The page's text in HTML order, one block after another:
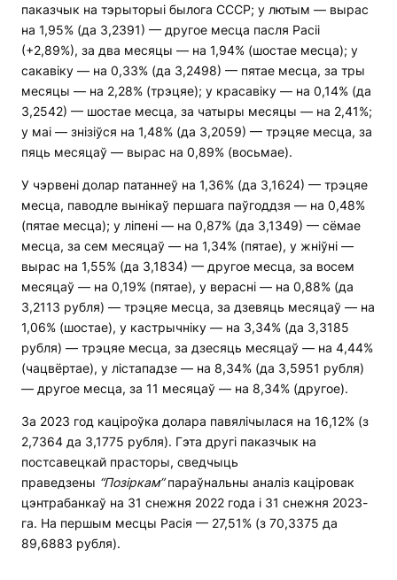
паказчык на тэрыторыі былога СССР; у лютым — вырас
на 1,95% (да 3,2391) — другое месца пасля Расіі
(+2,89%), за два месяцы — на 1,94% (шостае месца); у
сакавіку — на 0,33% (да 3,2498) — пятае месца, за тры
месяцы — на 2,28% (трэцяе); у красавіку — на 0,14% (да
3,2542) — шостае месца, за чатыры месяцы — на 2,41%;
у маі — знізіўся на 1,48% (да 3,2059) — трэцяе месца, за
пяць месяцаў — вырас на 0,89% (восьмае).
У чэрвені долар патаннеў на 1,36% (да 3,1624) — трэцяе
месца, паводле вынікаў першага паўгоддзя — на 0,48%
(пятае месца); у ліпені — на 0,87% (да 3,1349) — сёмае
месца, за сем месяцаў — на 1,34% (пятае), у жніўні —
вырас на 1,55% (да 3,1834) — другое месца, за восем
месяцаў — на 0,19% (пятае), у верасні — на 0,88% (да
3,2113 рубля) — трэцяе месца, за дзевяць месяцаў — на
1,06% (шостае), у кастрычніку — на 3,34% (да 3,3185
рубля) — трэцяе месца, за дзесяць месяцаў — на 4,44%
(чацвёртае), у лістападзе — на 8,34% (да 3,5951 рубля)
— другое месца, за 11 месяцаў — на 8,34% (другое).
За 2023 год каціроўка долара павялічылася на 16,12% (з
2,7364 да 3,1775 рубля). Гэта другі паказчык на
постсавецкай прасторы, сведчыць
праведзены “Позіркам”параўнальны аналіз каціровак
цэнтрабанкаў на 31 снежня 2022 года і 31 снежня 2023-
га. На першым месцы Расія — 27,51% (з 70,3375 да
89,6883 рубля).